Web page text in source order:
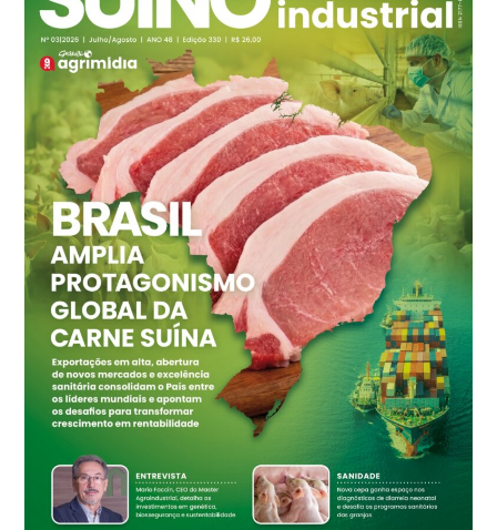
R$ 145,34
cx
Ovo Vermelho - Regional
Grande São Paulo (SP)
R$ 155,59
cx
Ovo Vermelho - Regional
Vermelho
R$ 159,31
cx
Ovo Branco - Regional
Bastos (SP)
R$ 134,42
cx
Ovo Vermelho - Regional
Bastos (SP)
R$ 148,56
cx